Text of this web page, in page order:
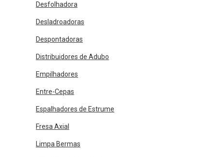
Desfolhadora
Desladroadoras
Despontadoras
Distribuidores de Adubo
Empilhadores
Entre-Cepas
Espalhadores de Estrume
Fresa Axial
Limpa Bermas